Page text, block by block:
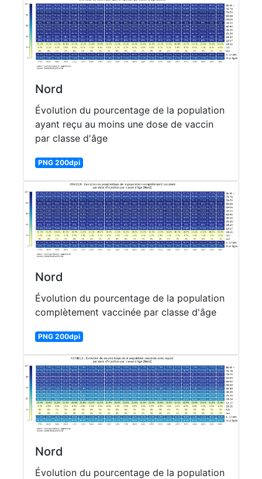
Nord
Évolution du pourcentage de la population
ayant reçu au moins une dose de vaccin
par classe d'âge
PNG 200dpi
Nord
Évolution du pourcentage de la population
complètement vaccinée par classe d'âge
PNG 200dpi
Nord
Évolution du pourcentage de la population